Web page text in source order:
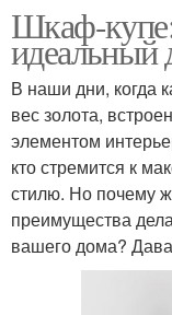
Шкаф-
идеальный
В наши дни, когда
вес золота,
элементом
кто стремится к
стилю. Но почему
преимущества
вашего дома?